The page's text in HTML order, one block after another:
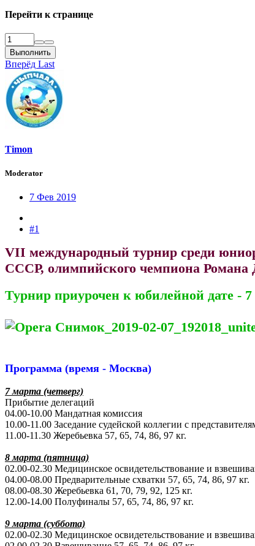
Перейти к странице
Выполнить
Вперёд Last
Timon
Moderator
7 Фев 2019
#1
VII международный турнир среди
СССР, олимпийского чемпиона Романа
Турнир приурочен к юбилейной дате -
Программа (время - Москва)
7 марта (четверг)
Прибытие делегаций
04.00-10.00 Мандатная комиссия
10.00-11.00 Заседание судейской коллегии с
11.00-11.30 Жеребьевка 57, 65, 74, 86, 97 кг.
8 марта (пятница)
02.00-02.30 Медицинское освидетельствование и
04.00-08.00 Предварительные схватки 57, 65, 74, 86, 97 кг.
08.00-08.30 Жеребьевка 61, 70, 79, 92, 125 кг.
12.00-14.00 Полуфиналы 57, 65, 74, 86, 97 кг.
9 марта (суббота)
02.00-02.30 Медицинское освидетельствование и